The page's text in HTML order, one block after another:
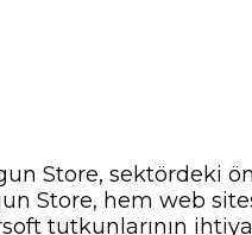
Store, sektördeki
Store, hem web
tutkunlarının